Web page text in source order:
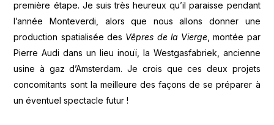
première étape. Je suis très heureux qu’il paraisse pendant
l’année Monteverdi, alors que nous allons donner une
production spatialisée des Vêpres de la Vierge , montée par
Pierre Audi dans un lieu inouï, la Westgasfabriek, ancienne
usine à gaz d’Amsterdam. Je crois que ces deux projets
concomitants sont la meilleure des façons de se préparer à
un éventuel spectacle futur !